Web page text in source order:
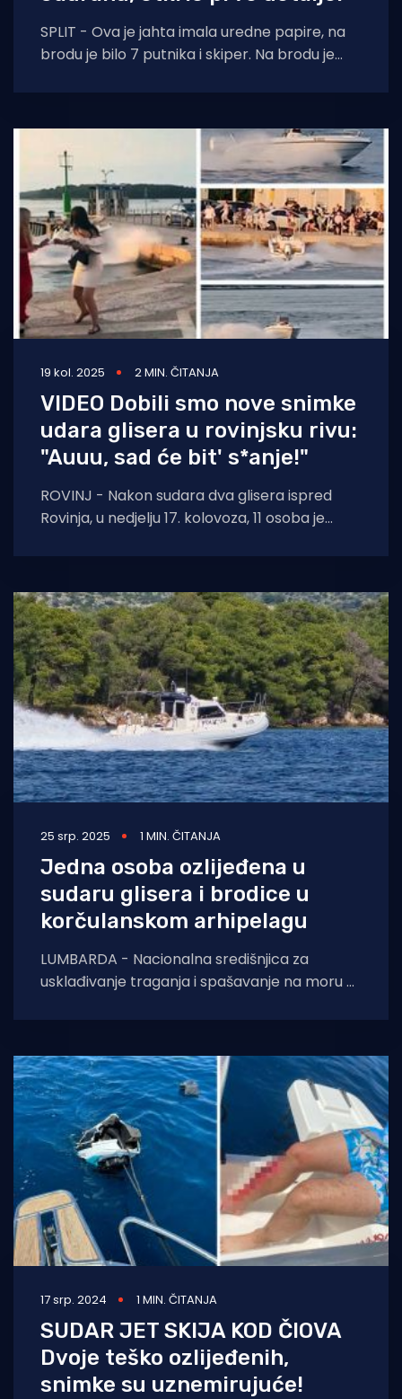
SPLIT - Ova je jahta imala uredne papire, na
brodu je bilo 7 putnika i skiper. Na brodu je
19 kol. 2025 2 MIN. ČITANJA
VIDEO Dobili smo nove snimke
udara glisera u rovinjsku rivu:
"Auuu, sad će bit' s*anje!"
ROVINJ - Nakon sudara dva glisera ispred
Rovinja, u nedjelju 17. kolovoza, 11 osoba je
25 srp. 2025 1 MIN. ČITANJA
Jedna osoba ozlijeđena u
sudaru glisera i brodice u
korčulanskom arhipelagu
LUMBARDA - Nacionalna središnjica za
usklađivanje traganja i spašavanje na moru u
17 srp. 2024 1 MIN. ČITANJA
SUDAR JET SKIJA KOD ČIOVA
Dvoje teško ozlijeđenih,
snimke su uznemirujuće!